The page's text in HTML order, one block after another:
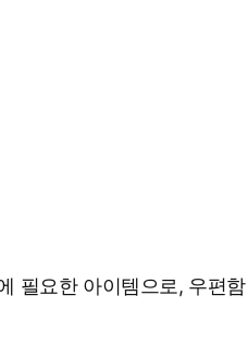
필요한 아이템으로, 우편함